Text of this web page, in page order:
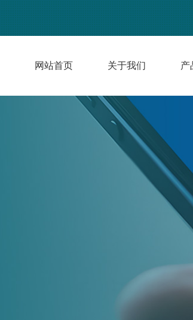
网站首页 关于我们 产